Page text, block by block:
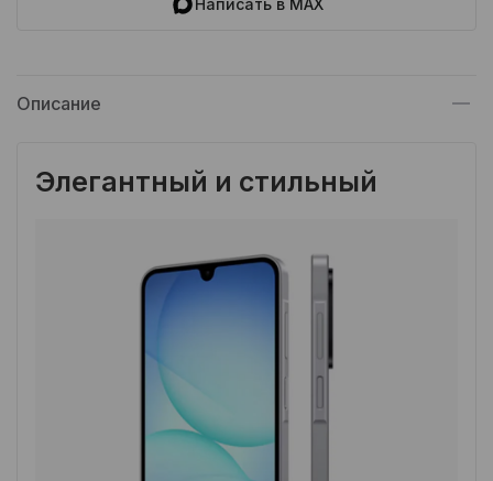
Написать в MAX
Описание
Элегантный и стильный